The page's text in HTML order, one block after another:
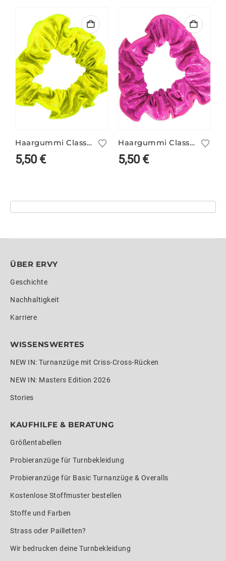
Haargummi Classic neongelb
5,50€
Haargummi Classic party pink
5,50€
ÜBER ERVY
Geschichte
Nachhaltigkeit
Karriere
WISSENSWERTES
NEW IN: Turnanzüge mit Criss-Cross-Rücken
NEW IN: Masters Edition 2026
Stories
KAUFHILFE & BERATUNG
Größentabellen
Probieranzüge für Turnbekleidung
Probieranzüge für Basic Turnanzüge & Overalls
Kostenlose Stoffmuster bestellen
Stoffe und Farben
Strass oder Pailletten?
Wir bedrucken deine Turnbekleidung